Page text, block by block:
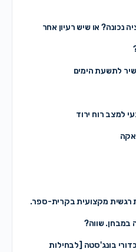
נכונה? או שיש רעיון אחר
לתשעת הימים
למצב רוח ירוד
מקצועית בקרית-ספר.
שווה?
בונג'סטה [לבחילות